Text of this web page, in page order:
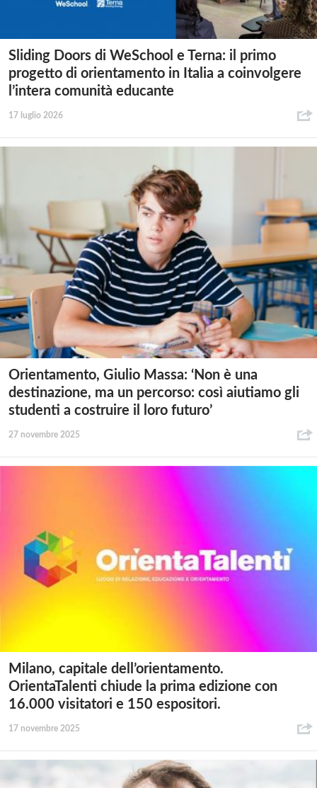
Sliding Doors di WeSchool e Terna: il primo
progetto di orientamento in Italia a coinvolgere
l’intera comunità educante
17 luglio 2026
Orientamento, Giulio Massa: ‘Non è una
destinazione, ma un percorso: così aiutiamo gli
studenti a costruire il loro futuro’
27 novembre 2025
Milano, capitale dell’orientamento.
OrientaTalenti chiude la prima edizione con
16.000 visitatori e 150 espositori.
17 novembre 2025